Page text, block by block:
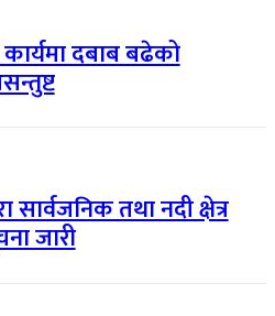
दबाब बढेको
सार्वजनिक तथा नदी क्षेत्र
जारी